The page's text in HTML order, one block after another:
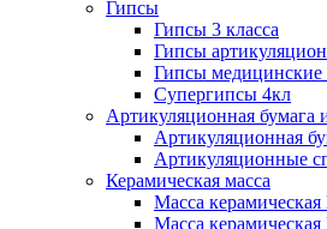
Гипсы
Гипсы 3 класса
Гипсы
Гипсы
Супергипсы 4кл
Артикуляционная бумага
Артикуляционная
Артикуляционные
Керамическая масса
Масса
Масса